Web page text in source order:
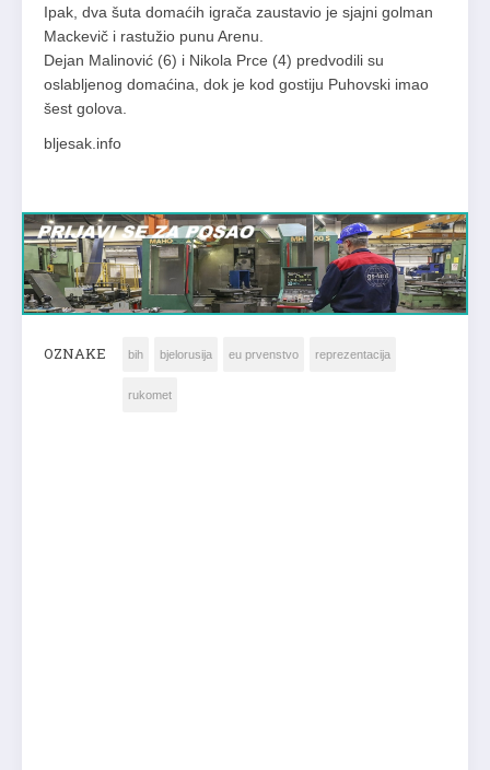
Ipak, dva šuta domaćih igrača zaustavio je sjajni golman
Mackevič i rastužio punu Arenu.
Dejan Malinović (6) i Nikola Prce (4) predvodili su
oslabljenog domaćina, dok je kod gostiju Puhovski imao
šest golova.
bljesak.info
OZNAKE bih bjelorusija eu prvenstvo reprezentacija
rukomet